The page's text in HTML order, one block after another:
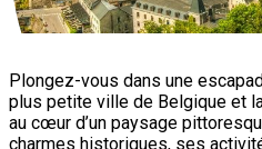
Plongez-vous dans une
plus petite ville de Belgique et
au cœur d’un paysage
charmes historiques, ses